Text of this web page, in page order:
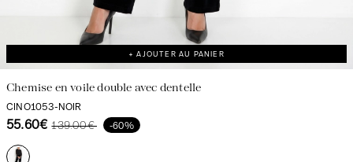
+ AJOUTER AU PANIER
Chemise en voile double avec dentelle
CINO1053-NOIR
55.60€ 139.00€ -60%